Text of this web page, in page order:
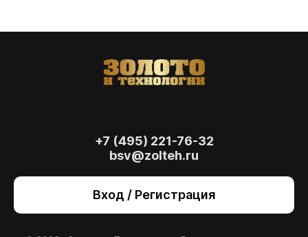
+7 (495) 221-76-32
bsv@zolteh.ru
Вход / Регистрация
также для анализа сайта и улучшения